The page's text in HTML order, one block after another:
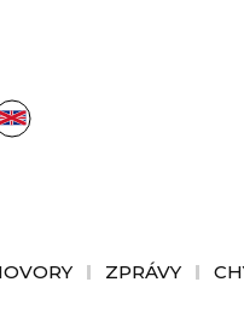
ZPRÁVY